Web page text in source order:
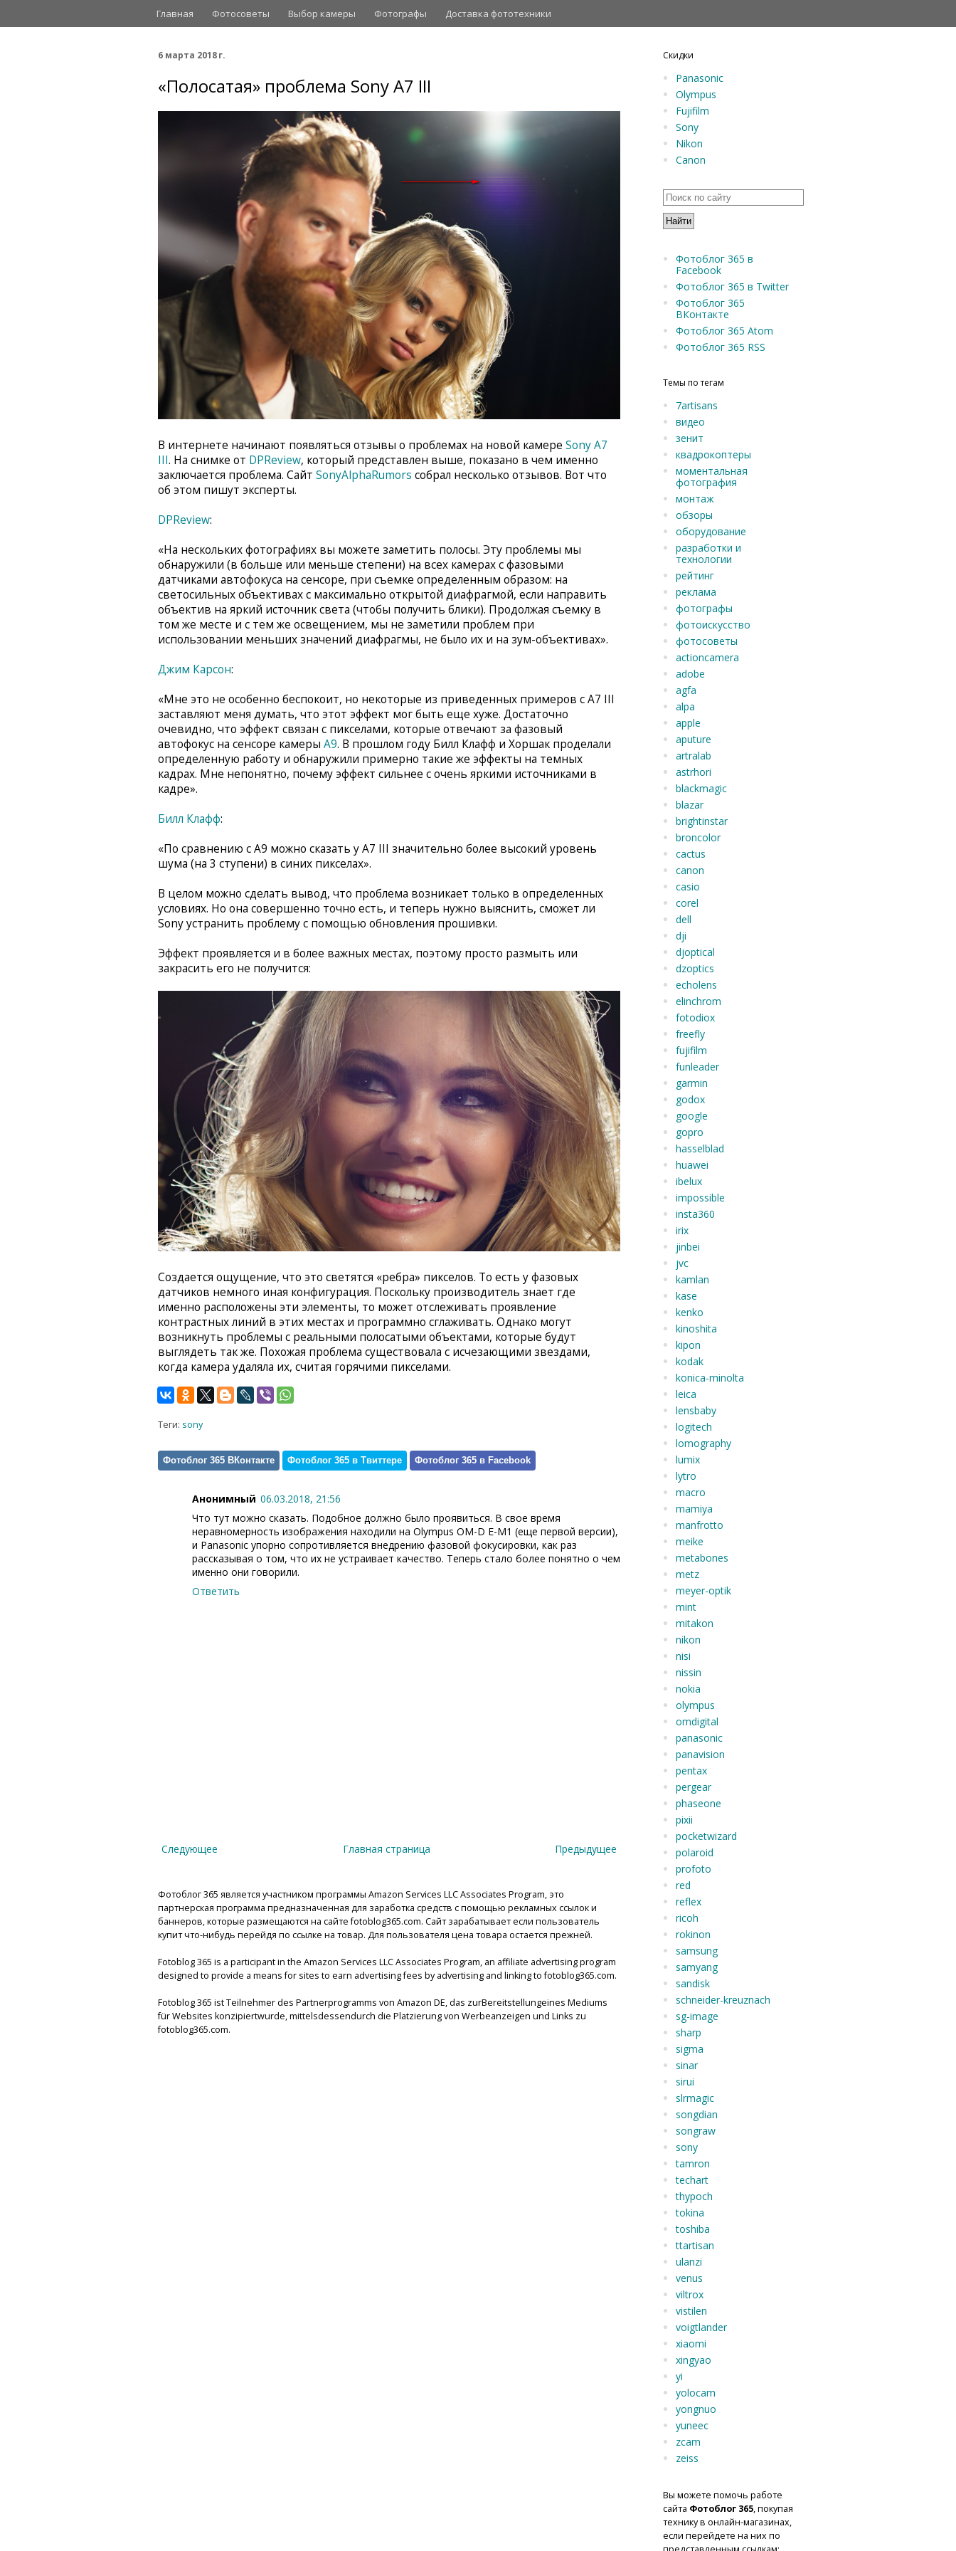
Главная Фотосоветы Выбор камеры Фотографы Доставка фототехники
6 марта 2018 г.
«Полосатая» проблема Sony A7 III
В интернете начинают появляться отзывы о проблемах на новой камере Sony A7
III. На снимке от DPReview, который представлен выше, показано в чем именно
заключается проблема. Сайт SonyAlphaRumors собрал несколько отзывов. Вот что
об этом пишут эксперты.
DPReview:
«На нескольких фотографиях вы можете заметить полосы. Эту проблемы мы
обнаружили (в больше или меньше степени) на всех камерах с фазовыми
датчиками автофокуса на сенсоре, при съемке определенным образом: на
светосильных объективах с максимально открытой диафрагмой, если направить
объектив на яркий источник света (чтобы получить блики). Продолжая съемку в
том же месте и с тем же освещением, мы не заметили проблем при
использовании меньших значений диафрагмы, не было их и на зум-объективах».
Джим Карсон:
«Мне это не особенно беспокоит, но некоторые из приведенных примеров с A7 III
заставляют меня думать, что этот эффект мог быть еще хуже. Достаточно
очевидно, что эффект связан с пикселами, которые отвечают за фазовый
автофокус на сенсоре камеры A9. В прошлом году Билл Клафф и Хоршак проделали
определенную работу и обнаружили примерно такие же эффекты на темных
кадрах. Мне непонятно, почему эффект сильнее с очень яркими источниками в
кадре».
Билл Клафф:
«По сравнению с A9 можно сказать у A7 III значительно более высокий уровень
шума (на 3 ступени) в синих пикселах».
В целом можно сделать вывод, что проблема возникает только в определенных
условиях. Но она совершенно точно есть, и теперь нужно выяснить, сможет ли
Sony устранить проблему с помощью обновления прошивки.
Эффект проявляется и в более важных местах, поэтому просто размыть или
закрасить его не получится:
Создается ощущение, что это светятся «ребра» пикселов. То есть у фазовых
датчиков немного иная конфигурация. Поскольку производитель знает где
именно расположены эти элементы, то может отслеживать проявление
контрастных линий в этих местах и программно сглаживать. Однако могут
возникнуть проблемы с реальными полосатыми объектами, которые будут
выглядеть так же. Похожая проблема существовала с исчезающими звездами,
когда камера удаляла их, считая горячими пикселами.
Теги: sony
Фотоблог 365 ВКонтакте Фотоблог 365 в Твиттере Фотоблог 365 в Facebook
Анонимный 06.03.2018, 21:56
Что тут можно сказать. Подобное должно было проявиться. В свое время
неравномерность изображения находили на Olympus OM-D E-M1 (еще первой версии),
и Panasonic упорно сопротивляется внедрению фазовой фокусировки, как раз
рассказывая о том, что их не устраивает качество. Теперь стало более понятно о чем
именно они говорили.
Ответить
Следующее Предыдущее
Главная страница
Фотоблог 365 является участником программы Amazon Services LLC Associates Program, это
партнерская программа предназначенная для заработка средств с помощью рекламных ссылок и
баннеров, которые размещаются на сайте fotoblog365.com. Сайт зарабатывает если пользователь
купит что-нибудь перейдя по ссылке на товар. Для пользователя цена товара остается прежней.
Fotoblog 365 is a participant in the Amazon Services LLC Associates Program, an affiliate advertising program
designed to provide a means for sites to earn advertising fees by advertising and linking to fotoblog365.com.
Fotoblog 365 ist Teilnehmer des Partnerprogramms von Amazon DE, das zurBereitstellungeines Mediums
für Websites konzipiertwurde, mittelsdessendurch die Platzierung von Werbeanzeigen und Links zu
fotoblog365.com.
Скидки
Panasonic
Olympus
Fujifilm
Sony
Nikon
Canon
Фотоблог 365 в
Facebook
Фотоблог 365 в Twitter
Фотоблог 365
ВКонтакте
Фотоблог 365 Atom
Фотоблог 365 RSS
Темы по тегам
7artisans
видео
зенит
квадрокоптеры
моментальная
фотография
монтаж
обзоры
оборудование
разработки и
технологии
рейтинг
реклама
фотографы
фотоискусство
фотосоветы
actioncamera
adobe
agfa
alpa
apple
aputure
artralab
astrhori
blackmagic
blazar
brightinstar
broncolor
cactus
canon
casio
corel
dell
dji
djoptical
dzoptics
echolens
elinchrom
fotodiox
freefly
fujifilm
funleader
garmin
godox
google
gopro
hasselblad
huawei
ibelux
impossible
insta360
irix
jinbei
jvc
kamlan
kase
kenko
kinoshita
kipon
kodak
konica-minolta
leica
lensbaby
logitech
lomography
lumix
lytro
macro
mamiya
manfrotto
meike
metabones
metz
meyer-optik
mint
mitakon
nikon
nisi
nissin
nokia
olympus
omdigital
panasonic
panavision
pentax
pergear
phaseone
pixii
pocketwizard
polaroid
profoto
red
reflex
ricoh
rokinon
samsung
samyang
sandisk
schneider-kreuznach
sg-image
sharp
sigma
sinar
sirui
slrmagic
songdian
songraw
sony
tamron
techart
thypoch
tokina
toshiba
ttartisan
ulanzi
venus
viltrox
vistilen
voigtlander
xiaomi
xingyao
yi
yolocam
yongnuo
yuneec
zcam
zeiss
Вы можете помочь работе
сайта Фотоблог 365, покупая
технику в онлайн-магазинах,
если перейдете на них по